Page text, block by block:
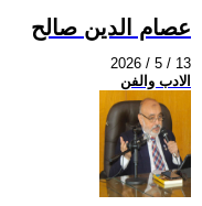
عصام الدين صالح
2026 / 5 / 13
الادب والفن